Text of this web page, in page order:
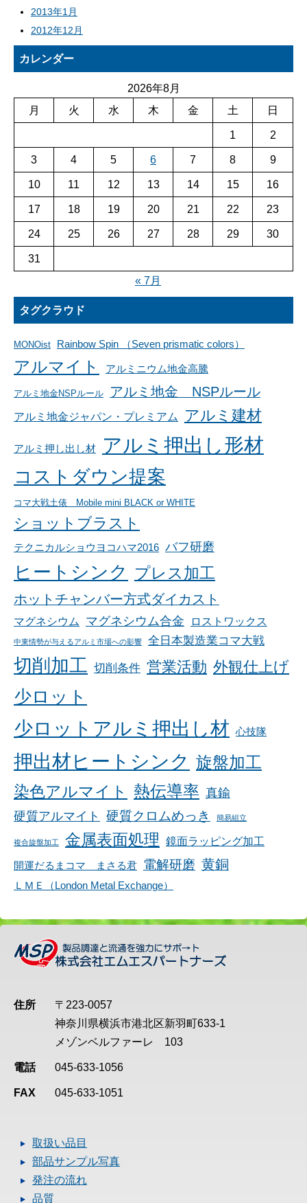
2013年1月
2012年12月
カレンダー
2026年8月
月
火 水 木 金 土 日
1 2
3 4 5 6 7 8 9
10 11 12 13 14 15 16
17 18 19 20 21 22 23
24 25 26 27 28 29 30
31
« 7月
タグクラウド
MONOist Rainbow Spin （Seven prismatic colors）
アルマイト アルミニウム地金高騰
アルミ地金NSPルール アルミ地金 NSPルール
アルミ地金ジャパン・プレミアム アルミ建材
アルミ押し出し材 アルミ押出し形材
コストダウン提案
コマ大戦土俵 Mobile mini BLACK or WHITE
ショットブラスト
テクニカルショウヨコハマ2016 バフ研磨
ヒートシンク プレス加工
ホットチャンバー方式ダイカスト
マグネシウム マグネシウム合金 ロストワックス
中東情勢が与えるアルミ市場への影響 全日本製造業コマ大戦
切削加工 切削条件 営業活動 外観仕上げ
少ロット
少ロットアルミ押出し材 心技隊
押出材ヒートシンク 旋盤加工
染色アルマイト 熱伝導率 真鍮
硬質アルマイト
硬質クロムめっき 簡易組立
複合旋盤加工 金属表面処理 鏡面ラッピング加工
開運だるまコマ まさる君 電解研磨 黄銅
ＬＭＥ（London Metal Exchange）
住所
〒223-0057
神奈川県横浜市港北区新羽町633-1
メゾンベルファーレ 103
電話 045-633-1056
FAX 045-633-1051
取扱い品目
部品サンプル写真
発注の流れ
品質